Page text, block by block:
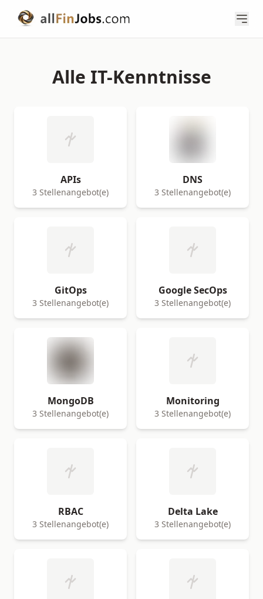
Alle IT-Kenntnisse
APIs
3 Stellenangebot(e)
DNS
3 Stellenangebot(e)
GitOps
3 Stellenangebot(e)
Google SecOps
3 Stellenangebot(e)
MongoDB
3 Stellenangebot(e)
Monitoring
3 Stellenangebot(e)
RBAC
3 Stellenangebot(e)
Delta Lake
3 Stellenangebot(e)